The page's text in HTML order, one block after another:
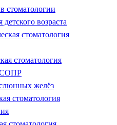
стоматологии
возраста
стоматология
стоматология
СОПР
желёз
стоматология